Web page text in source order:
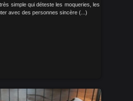
simple qui déteste les moqueries, les
avec des personnes sincère (...)